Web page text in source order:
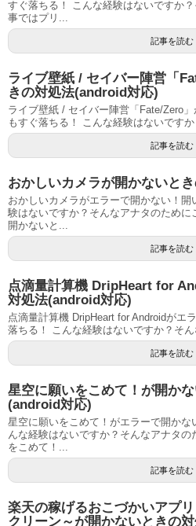
すぐ落ちる！ こんな経験はないですか
事ではプリ...
記事を読む
ライブ壁紙 / セイバー陣営「
きの対処法(android対応)
ライブ壁紙 / セイバー陣営「Fate/Zero
もすぐ落ちる！ こんな経験はないです
記事を読む
おかしいカメラが開かないと
おかしいカメラがエラーで開かない！
験はないですか？そんなアナタのため
開かないと...
記事を読む
点滴量計算機 DripHeart for
対処法(android対応)
点滴量計算機 DripHeart for Androidがエ
落ちる！ こんな経験はないですか？そん
記事を読む
星空に願いをこめて！が開か
(android対応)
星空に願いをこめて！がエラーで開かな
んな経験はないですか？そんなアナタ
をこめて！...
記事を読む
楽天の稼げるおこづかいアプ
クリーン～が開かないときの